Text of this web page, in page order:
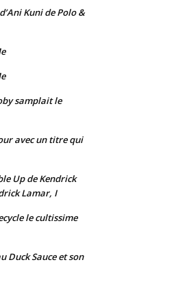
Kuni de Polo &
samplait le
avec un titre qui
Up de Kendrick
Lamar, I
le cultissime
Duck Sauce et son